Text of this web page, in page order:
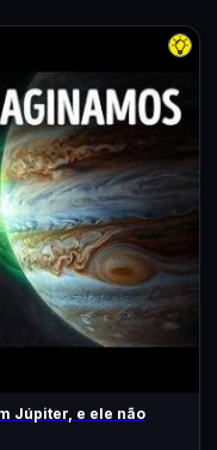
Júpiter, e ele não